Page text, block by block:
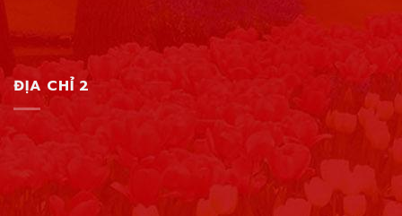
ĐỊA CHỈ 2